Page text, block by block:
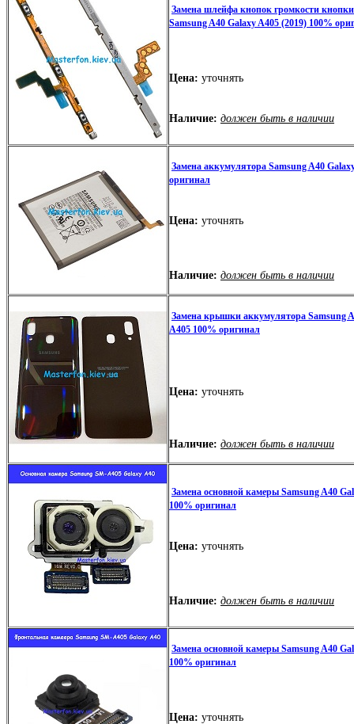
Замена шлейфа кнопок громкости
Samsung A40 Galaxy A405 (2019) 100%
Цена: уточнять
Наличие: должен быть в наличии
Замена аккумулятора Samsung A40
оригинал
Цена: уточнять
Наличие: должен быть в наличии
Замена крышки аккумулятора Samsung
A405 100% оригинал
Цена: уточнять
Наличие: должен быть в наличии
Замена основной камеры Samsung A40
100% оригинал
Цена: уточнять
Наличие: должен быть в наличии
Замена основной камеры Samsung A40
100% оригинал
Цена: уточнять